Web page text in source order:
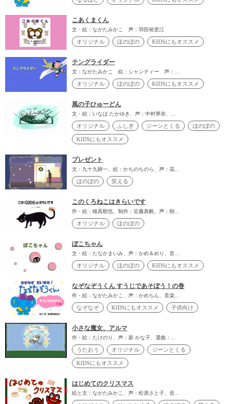
こあくまくん
文・絵：ながたみかこ 声：羽田裕里江
オリジナル ほのぼの KIDSにもオススメ
テングライダー
文：ながたみかこ 絵：シャンティー 声：...
オリジナル ほのぼの KIDSにもオススメ
風の子ひゅーどん
文・絵：いなば たかゆき、声：中村華奈、...
オリジナル ふしぎ ジーンとくる ほのぼの
KIDSにもオススメ
プレゼント
文：九十九耕一、絵：かちのちのら、声：花...
ほのぼの 笑える
このくろねこはきらいです
作・絵：穂高順也、制作：近藤真帆、声：樹...
オリジナル ほのぼの
ぼこちゃん
文・絵：たなかまいみ、声：かめ＆めり、音...
オリジナル ほのぼの KIDSにもオススメ
なぞなぞうくん すうじであそぼう！の巻
作・絵：ながたみかこ、声：かめちん、音楽...
なぞなぞ KIDSにもオススメ 子供向け
小さな魔女、アルマ
作・絵：たけのり、声：新 かな子、選曲：...
うたおう オリジナル ジーンとくる
KIDSにもオススメ
はじめてのクリスマス
絵と文：ながたみかこ、声：松原さと子、音...